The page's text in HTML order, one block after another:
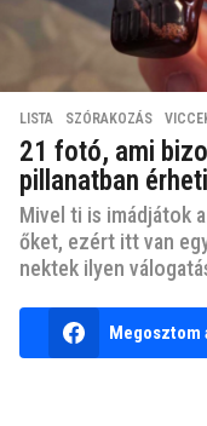
LISTA ,SZÓRAKOZÁS ,
21 fotó, ami
pillanatban
Mivel ti is imádjátok
őket, ezért itt van
nektek ilyen
Megosztom